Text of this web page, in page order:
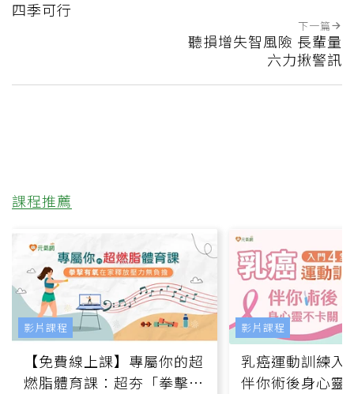
四季可行
下一篇
聽損增失智風險 長輩量
六力揪警訊
課程推薦
【免費線上課】專屬你的超
燃脂體育課：超夯「拳擊有
影片課程
乳癌運動訓練入
伴你術後身心靈
影片課程